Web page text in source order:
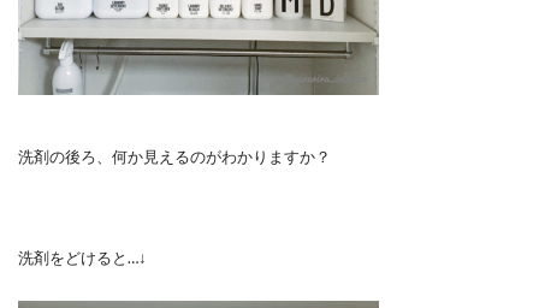
洗剤の後ろ、何か見えるのがわかりますか？
洗剤をどけると…↓